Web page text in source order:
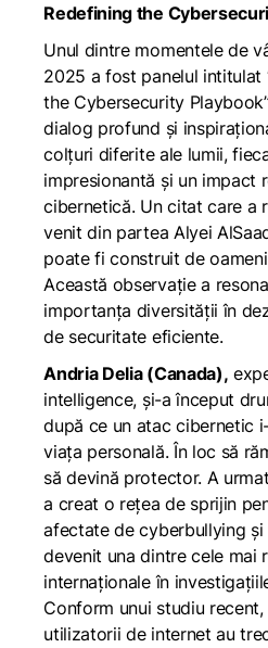
Redefining the
Unul dintre momentele de
2025 a fost panelul intitulat
the Cybersecurity
dialog profund și
colțuri diferite ale lumii,
impresionantă și un impact
cibernetică. Un citat care a
venit din partea Alyei
poate fi construit de
Această observație a
importanța diversității în
de securitate eficiente.
Andria Delia (Canada),
intelligence, și-a început
după ce un atac cibernetic
viața personală. În loc să
să devină protector. A
a creat o rețea de sprijin
afectate de cyberbullying și
devenit una dintre cele mai
internaționale în
Conform unui studiu
utilizatorii de internet au